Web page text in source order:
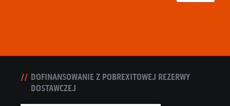
DOFINANSOWANIE Z POBREXITOWEJ REZERWY
DOSTAWCZEJ